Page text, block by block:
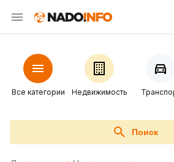
Все категории Недвижимость
Поиск